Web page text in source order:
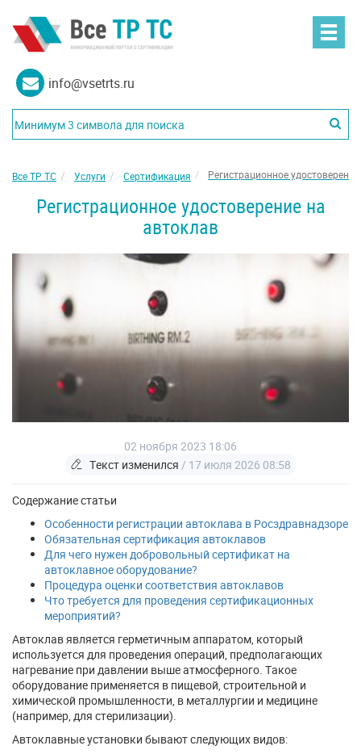
info@vsetrts.ru
Все ТР ТС Услуги Сертификация Регистрационное
Регистрационное удостоверение на
автоклав
02 ноября 2023 18:06
Текст изменился / 17 июля 2026 08:58
Содержание статьи
Особенности регистрации автоклава в Росздравнадзоре
Обязательная сертификация автоклавов
Для чего нужен добровольный сертификат на
автоклавное оборудование?
Процедура оценки соответствия автоклавов
Что требуется для проведения сертификационных
мероприятий?
Автоклав является герметичным аппаратом, который
используется для проведения операций, предполагающих
нагревание при давлении выше атмосферного. Такое
оборудование применяется в пищевой, строительной и
химической промышленности, в металлургии и медицине
(например, для стерилизации).
Автоклавные установки бывают следующих видов: